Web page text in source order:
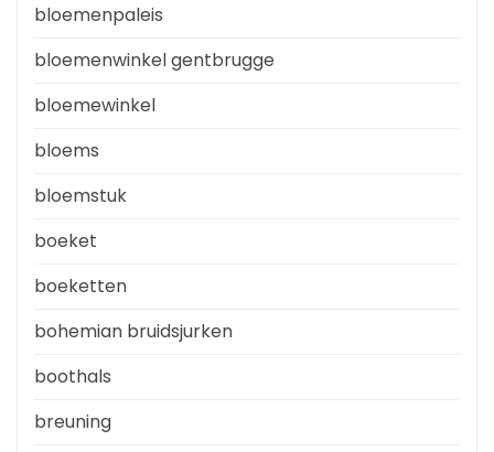
bloemenpaleis
bloemenwinkel gentbrugge
bloemewinkel
bloems
bloemstuk
boeket
boeketten
bohemian bruidsjurken
boothals
breuning